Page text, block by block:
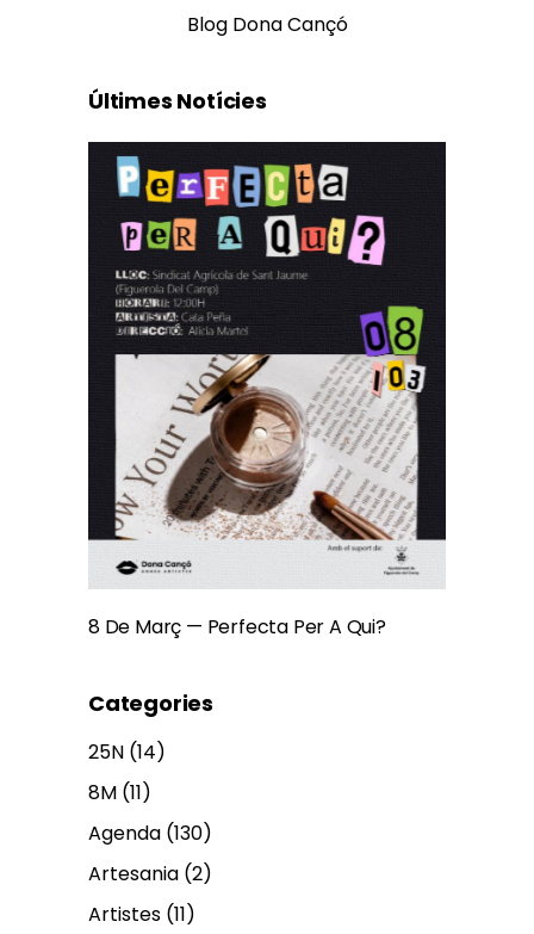
Blog Dona Cançó
Últimes Notícies
8 De Març — Perfecta Per A Qui?
Categories
25N (14)
8M (11)
Agenda (130)
Artesania (2)
Artistes (11)